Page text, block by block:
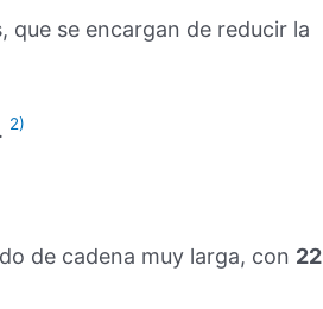
que se encargan de reducir la
2)
de cadena muy larga, con 22